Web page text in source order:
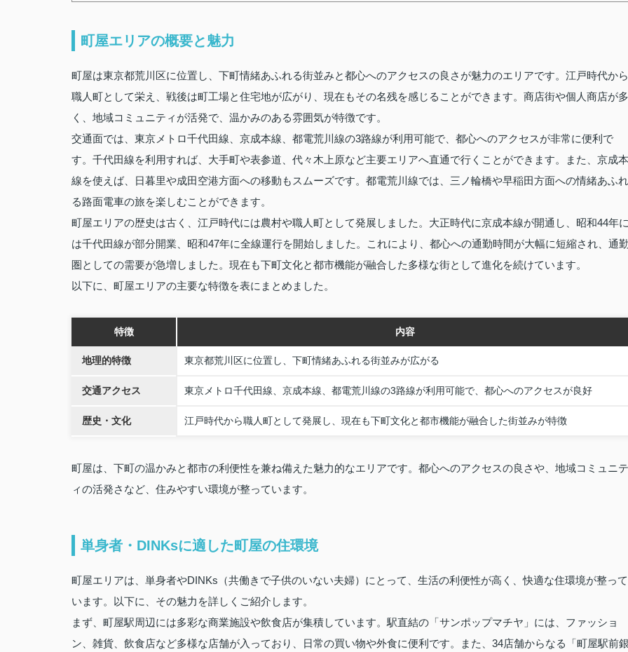
町屋エリアの概要と魅力
町屋は東京都荒川区に位置し、下町情緒あふれる街並みと都心へのアクセスの良さが魅力のエリアです。江戸時代から
職人町として栄え、戦後は町工場と住宅地が広がり、現在もその名残を感じることができます。商店街や個人商店が多
く、地域コミュニティが活発で、温かみのある雰囲気が特徴です。
交通面では、東京メトロ千代田線、京成本線、都電荒川線の3路線が利用可能で、都心へのアクセスが非常に便利で
す。千代田線を利用すれば、大手町や表参道、代々木上原など主要エリアへ直通で行くことができます。また、京成本
線を使えば、日暮里や成田空港方面への移動もスムーズです。都電荒川線では、三ノ輪橋や早稲田方面への情緒あふれ
る路面電車の旅を楽しむことができます。
町屋エリアの歴史は古く、江戸時代には農村や職人町として発展しました。大正時代に京成本線が開通し、昭和44年
は千代田線が部分開業、昭和47年に全線運行を開始しました。これにより、都心への通勤時間が大幅に短縮され、通
圏としての需要が急増しました。現在も下町文化と都市機能が融合した多様な街として進化を続けています。
以下に、町屋エリアの主要な特徴を表にまとめました。
特徴 内容
地理的特徴 東京都荒川区に位置し、下町情緒あふれる街並みが広がる
交通アクセス 東京メトロ千代田線、京成本線、都電荒川線の3路線が利用可能で、都心へのアクセスが良好
歴史・文化 江戸時代から職人町として発展し、現在も下町文化と都市機能が融合した街並みが特徴
町屋は、下町の温かみと都市の利便性を兼ね備えた魅力的なエリアです。都心へのアクセスの良さや、地域コミュニテ
ィの活発さなど、住みやすい環境が整っています。
単身者・DINKsに適した町屋の住環境
町屋エリアは、単身者やDINKs（共働きで子供のいない夫婦）にとって、生活の利便性が高く、快適な住環境が整って
います。以下に、その魅力を詳しくご紹介します。
まず、町屋駅周辺には多彩な商業施設や飲食店が集積しています。駅直結の「サンポップマチヤ」には、ファッショ
ン、雑貨、飲食店など多様な店舗が入っており、日常の買い物や外食に便利です。また、34店舗からなる「町屋駅前